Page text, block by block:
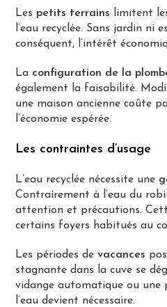
Les petits terrains limitent
l’eau recyclée. Sans jardin ni
conséquent, l’intérêt
La configuration de la
également la faisabilité.
une maison ancienne coûte
l’économie espérée.
Les contraintes d’usage
L’eau recyclée nécessite une
Contrairement à l’eau du
attention et précautions.
certains foyers habitués au
Les périodes devacances
stagnante dans la cuve se
vidange automatique ou une
l’eau devient nécessaire.